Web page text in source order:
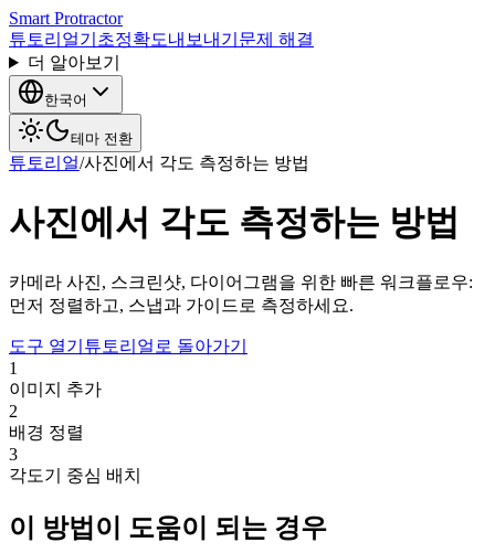
Smart Protractor
튜토리얼기초정확도내보내기 문제 해결
더 알아보기
한국어
테마 전환
튜토리얼/사진에서 각도 측정하는 방법
사진에서 각도 측정하는 방법
카메라 사진, 스크린샷, 다이어그램을 위한 빠른 워크플로우:
먼저 정렬하고, 스냅과 가이드로 측정하세요.
도구 열기 튜토리얼로 돌아가기
1
이미지 추가
2
배경 정렬
3
각도기 중심 배치
이 방법이 도움이 되는 경우